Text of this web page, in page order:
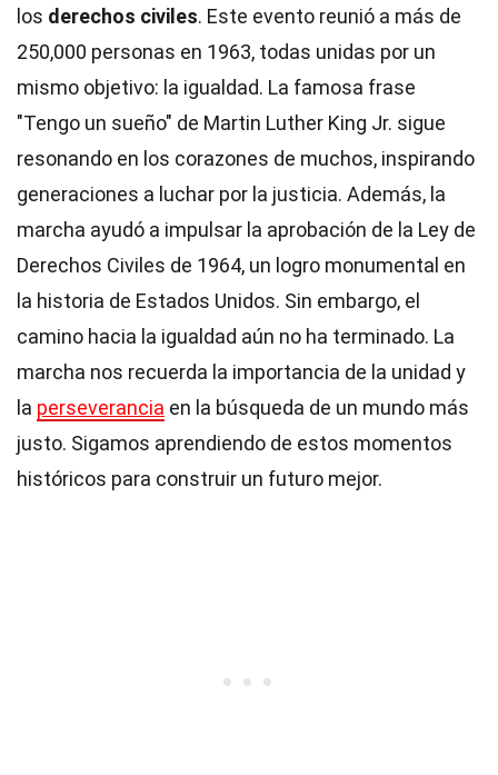
los derechos civiles. Este evento reunió a más de
250,000 personas en 1963, todas unidas por un
mismo objetivo: la igualdad. La famosa frase
"Tengo un sueño" de Martin Luther King Jr. sigue
resonando en los corazones de muchos, inspirando
generaciones a luchar por la justicia. Además, la
marcha ayudó a impulsar la aprobación de la Ley de
Derechos Civiles de 1964, un logro monumental en
la historia de Estados Unidos. Sin embargo, el
camino hacia la igualdad aún no ha terminado. La
marcha nos recuerda la importancia de la unidad y
la perseverancia en la búsqueda de un mundo más
justo. Sigamos aprendiendo de estos momentos
históricos para construir un futuro mejor.